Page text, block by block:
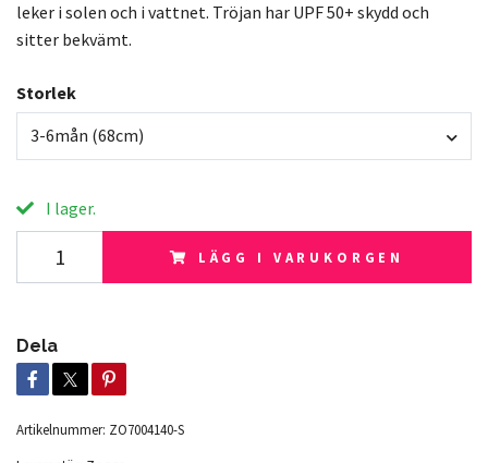
leker i solen och i vattnet. Tröjan har UPF 50+ skydd och
sitter bekvämt.
Storlek
3-6mån (68cm)
I lager.
LÄGG I VARUKORGEN
Dela
Artikelnummer: ZO7004140-S